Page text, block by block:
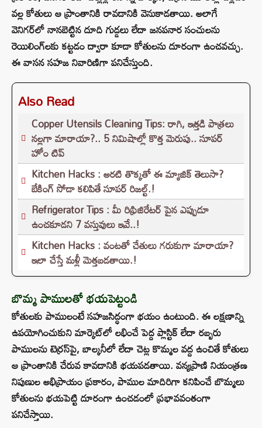
వల్ల కోతులు ఆ ప్రాంతానికి రావడానికి వెనుకాడతాయి. అలాగే
వెనిగర్‌లో నానబెట్టిన దూది గుడ్డలు లేదా జనపనార సంచులను
రెయిలింగ్‌లకు కట్టడం ద్వారా కూడా కోతులను దూరంగా ఉంచవచ్చు.
ఈ వాసన సహజ నివారిణిగా పనిచేస్తుంది.
Also Read
Copper Utensils Cleaning Tips: రాగి, ఇత్తడి పాత్రలు
నల్లగా మారాయా?.. 5 నిమిషాల్లో కొత్త మెరుపు.. సూపర్
హోం టిప్
Kitchen Hacks : అరటి తొక్కతో ఈ మ్యాజిక్ తెలుసా?
బేకింగ్ సోడా కలిపితే సూపర్ రిజల్ట్.!
Refrigerator Tips : మీ రిఫ్రిజిరేటర్ పైన ఎప్పుడూ
ఉంచకూడని 7 వస్తువులు ఇవే..!
Kitchen Hacks : వంటతో చేతులు గరుకుగా మారాయా?
ఇలా చేస్తే మళ్లీ మెత్తబడతాయి.!
బొమ్మ పాములతో భయపెట్టండి
కోతులకు పాములంటే సహజసిద్ధంగా భయం ఉంటుంది. ఈ లక్షణాన్ని
ఉపయోగించుకుని మార్కెట్‌లో లభించే పెద్ద ప్లాస్టిక్ లేదా రబ్బరు
పాములను టెర్రస్‌పై, బాల్కనీలో లేదా చెట్ల కొమ్మల వద్ద ఉంచితే కోతులు
ఆ ప్రాంతానికి చేరువ కావడానికి భయపడతాయి. వన్యప్రాణి నియంత్రణ
నిపుణుల అభిప్రాయం ప్రకారం, పాముల మాదిరిగా కనిపించే బొమ్మలు
కోతులను భయపెట్టి దూరంగా ఉంచడంలో ప్రభావవంతంగా
పనిచేస్తాయి.